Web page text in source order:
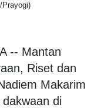
Prayogi)
-- Mantan
Riset dan
Makarim
di